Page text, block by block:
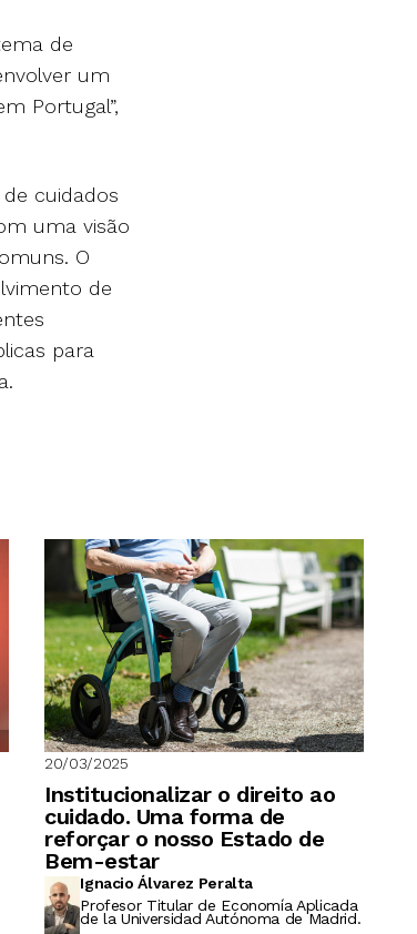
de
um
Portugal”,
cuidados
uma visão
O
de
para
20/03/2025
Institucionalizar o direito ao
cuidado. Uma forma de
reforçar o nosso Estado de
Bem-estar
Ignacio Álvarez Peralta
Profesor Titular de Economía Aplicada
de la Universidad Autónoma de Madrid.